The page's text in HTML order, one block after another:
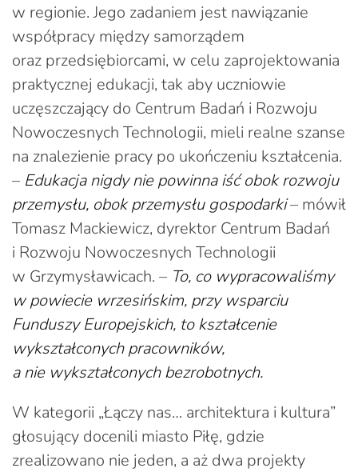
w regionie. Jego zadaniem jest nawiązanie
współpracy między samorządem
oraz przedsiębiorcami, w celu zaprojektowania
praktycznej edukacji, tak aby uczniowie
uczęszczający do Centrum Badań i Rozwoju
Nowoczesnych Technologii, mieli realne szanse
na znalezienie pracy po ukończeniu kształcenia.
– Edukacja nigdy nie powinna iść obok rozwoju
przemysłu, obok przemysłu gospodarki– mówił
Tomasz Mackiewicz, dyrektor Centrum Badań
i Rozwoju Nowoczesnych Technologii
w Grzymysławicach. – To, co wypracowaliśmy
w powiecie wrzesińskim, przy wsparciu
Funduszy Europejskich, to kształcenie
wykształconych pracowników,
a nie wykształconych bezrobotnych.
W kategorii „Łączy nas… architektura i kultura”
głosujący docenili miasto Piłę, gdzie
zrealizowano nie jeden, a aż dwa projekty